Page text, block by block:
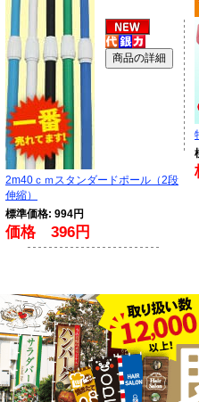
2m40ｃｍスタンダードポール（2段
伸縮）
標準価格: 994円
価格 396円